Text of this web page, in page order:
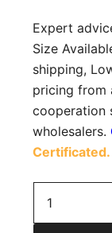
Expert
Size
shipping,
pricing from
cooperation
wholesalers.
Certificated.